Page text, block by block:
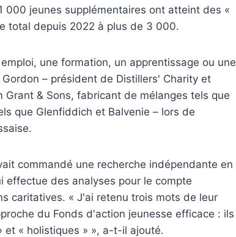
000 jeunes supplémentaires ont atteint des «
total depuis 2022 à plus de 3 000.
une formation, un apprentissage ou une
– président de Distillers' Charity et
& Sons, fabricant de mélanges tels que
que Glenfiddich et Balvenie – lors de
commandé une recherche indépendante en
effectue des analyses pour le compte
caritatives. « J'ai retenu trois mots de leur
du Fonds d'action jeunesse efficace : ils
et « holistiques » », a-t-il ajouté.